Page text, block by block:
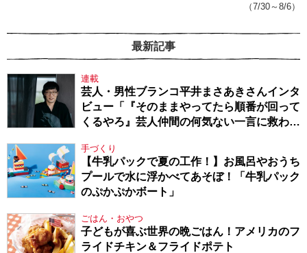
（7/30～8/6）
最新記事
連載
芸人・男性ブランコ平井まさあきさんインタ
ビュー「『そのままやってたら順番が回って
くるやろ』芸人仲間の何気ない一言に救われ
手づくり
【牛乳パックで夏の工作！】お風呂やおうち
プールで水に浮かべてあそぼ！「牛乳パック
のぷかぷかボート」
ごはん・おやつ
子どもが喜ぶ世界の晩ごはん！アメリカのフ
ライドチキン＆フライドポテト